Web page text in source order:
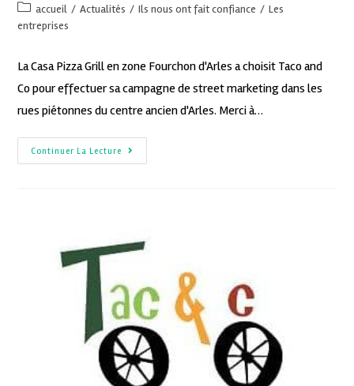
accueil / Actualités / Ils nous ont fait confiance / Les
entreprises
La Casa Pizza Grill en zone Fourchon d'Arles a choisit Taco and
Co pour effectuer sa campagne de street marketing dans les
rues piétonnes du centre ancien d'Arles. Merci à…
Continuer La Lecture